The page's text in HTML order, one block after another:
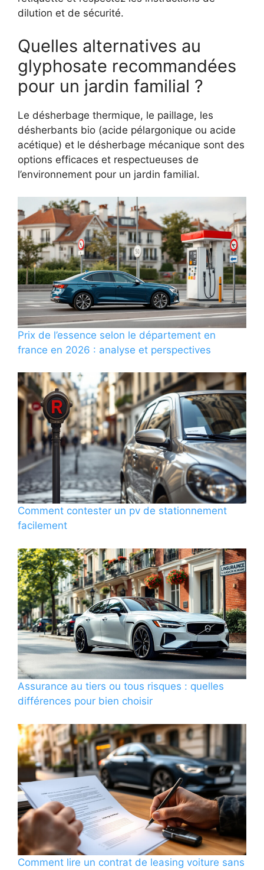
dilution et de sécurité.
Quelles alternatives au
glyphosate recommandées
pour un jardin familial ?
Le désherbage thermique, le paillage, les
désherbants bio (acide pélargonique ou acide
acétique) et le désherbage mécanique sont des
options efficaces et respectueuses de
l’environnement pour un jardin familial.
Prix de l’essence selon le département en
france en 2026 : analyse et perspectives
Comment contester un pv de stationnement
facilement
Assurance au tiers ou tous risques : quelles
différences pour bien choisir
Comment lire un contrat de leasing voiture sans